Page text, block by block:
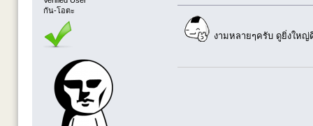
กัน-โอตะ
งามหลายๆครับ ดูยิ่งใหญ่